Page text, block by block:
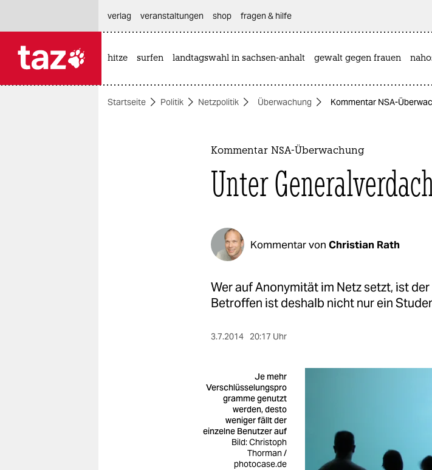
themen
verlag
veranstaltungen shop fragen & hilfe
hitze surfen landtagswahl in sachsen-anhalt gewalt gegen frauen
Startseite Politik Netzpolitik Überwachung Kommentar NSA-
Kommentar NSA-Überwachung
Unter
Kommentar von Christian Rath
Wer auf Anonymität im Netz setzt, ist
Betroffen ist deshalb nicht nur ein
3.7.2014 20:17 Uhr
Je mehr
Verschlüsselungspro
gramme genutzt
werden, desto
weniger fällt der
einzelne Benutzer auf
Bild: Christoph
Thorman /
photocase.de